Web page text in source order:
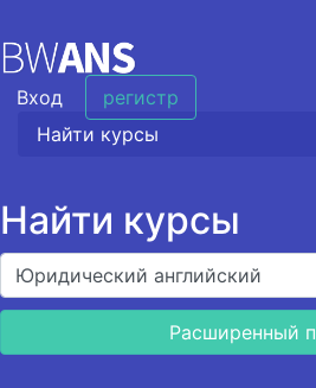
Вход регистр
Найти курсы
Расширенный